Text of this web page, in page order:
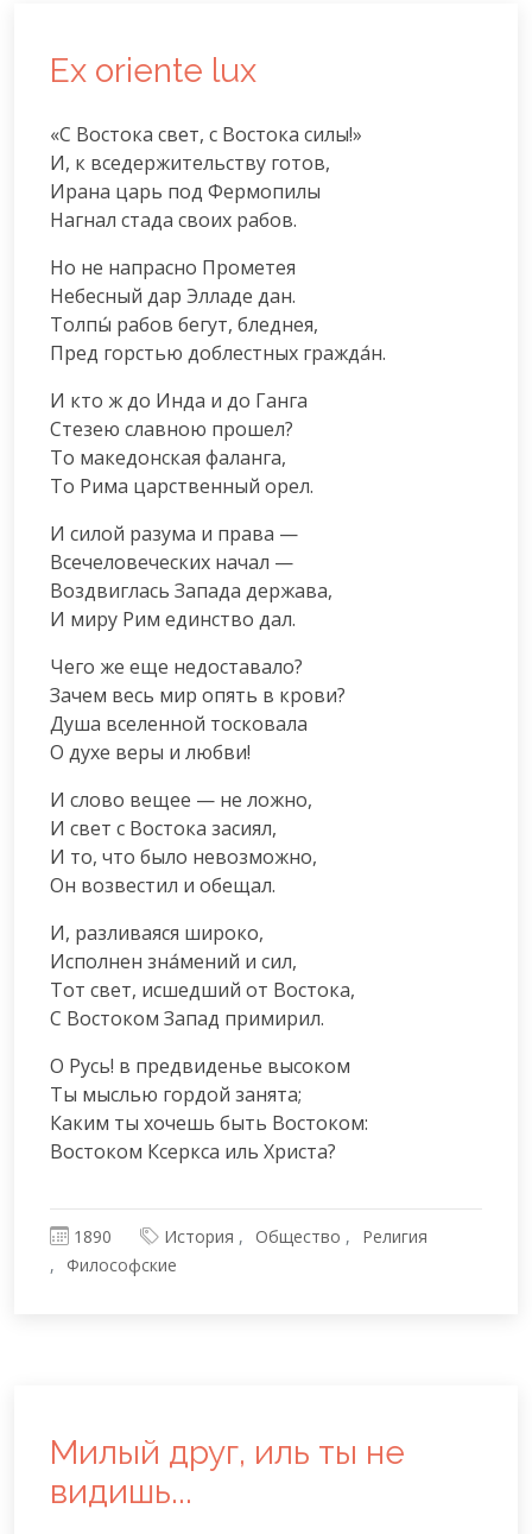
Ex oriente lux
«С Востока свет, с Востока силы!»
И, к вседержительству готов,
Ирана царь под Фермопилы
Нагнал стада своих рабов.
Но не напрасно Прометея
Небесный дар Элладе дан.
Толпы́ рабов бегут, бледнея,
Пред горстью доблестных гражда́н.
И кто ж до Инда и до Ганга
Стезею славною прошел?
То македонская фаланга,
То Рима царственный орел.
И силой разума и права —
Всечеловеческих начал —
Воздвиглась Запада держава,
И миру Рим единство дал.
Чего же еще недоставало?
Зачем весь мир опять в крови?
Душа вселенной тосковала
О духе веры и любви!
И слово вещее — не ложно,
И свет с Востока засиял,
И то, что было невозможно,
Он возвестил и обещал.
И, разливаяся широко,
Исполнен зна́мений и сил,
Тот свет, исшедший от Востока,
С Востоком Запад примирил.
О Русь! в предвиденье высоком
Ты мыслью гордой занята;
Каким ты хочешь быть Востоком:
Востоком Ксеркса иль Христа?
1890 История Общество
Религия
Философские
Милый друг, иль ты не
видишь...